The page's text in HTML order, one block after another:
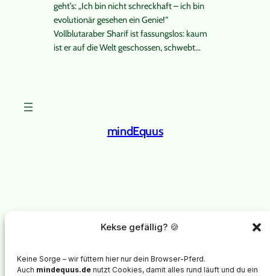
Kekse gefällig? 🍪
Keine Sorge – wir füttern hier nur dein Browser-Pferd.
Auch mindequus.de nutzt Cookies, damit alles rund läuft und du ein
geht’s: „Ich bin nicht schreckhaft – ich bin
evolutionär gesehen ein Genie!“
Vollblutaraber Sharif ist fassungslos: kaum
ist er auf die Welt geschossen, schwebt…
mindEquus
steht für psychologische Begleitung von
die innere Stabilität, Selbstregulation und emotionale Entlastung